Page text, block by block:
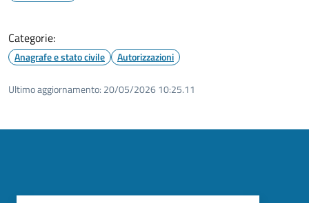
Categorie:
Anagrafe e stato civile Autorizzazioni
Ultimo aggiornamento: 20/05/2026 10:25.11